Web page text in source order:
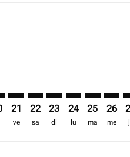
cmp-view-offers-
cmp-view-offers-
LLW–ZNZ: cmp-view-
21
ve
LLW–ZNZ: cmp-view-
22
sa
LLW–ZNZ: cmp-
23
di
LLW–ZNZ:
24
lu
25
ma
26
me